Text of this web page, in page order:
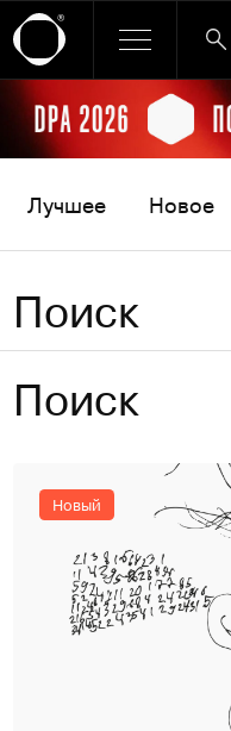
Ссылка баннера
Лучшее Новое
Поиск
Поиск
Новый